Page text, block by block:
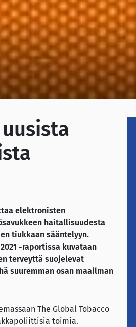
elektronisten
haitallisuudesta
tiukkaan sääntelyyn.
-raportissa kuvataan
terveyttä suojelevat
suuremman osan maailman
The Global Tobacco
toimia.